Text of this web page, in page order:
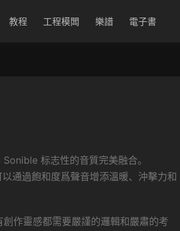
教程 工程模闆 樂譜 電子書
标志性的音質完美融合。
通過飽和度爲聲音增添溫暖、沖擊力和
作靈感都需要嚴謹的邏輯和嚴肅的考